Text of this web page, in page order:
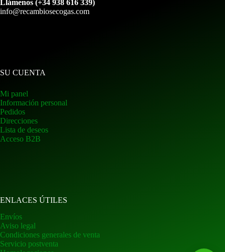
Llámenos (+34 938 616 339)
info@recambiosecogas.com
SU CUENTA
Mi panel
Información personal
Pedidos
Direcciones
Lista de deseos
Acceso B2B
ENLACES ÚTILES
Envíos
Aviso legal
Condiciones generales de venta
Servicio postventa